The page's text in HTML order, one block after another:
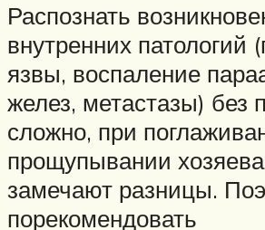
Распознать
внутренних патологий
язвы, воспаление
желез, метастазы) без
сложно, при
прощупывании
замечают разницы.
порекомендовать